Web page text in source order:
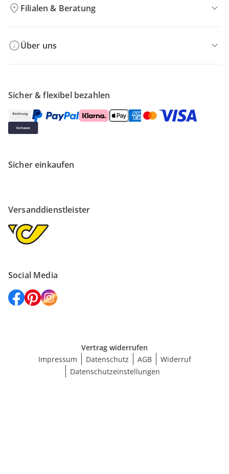
Filialen & Beratung
Über uns
Sicher & flexibel bezahlen
Sicher einkaufen
Versanddienstleister
Social Media
Vertrag widerrufen
Impressum
Datenschutz AGB
Widerruf
Datenschutzeinstellungen